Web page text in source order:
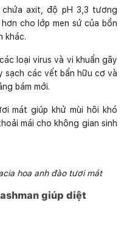
axit, độ pH 3,3 tương
cho lớp men sứ của bồn
khác.
loại virus và vi khuẩn gây
sạch các vết bẩn hữu cơ và
bám mới.
mát giúp khử mùi hôi khó
mái cho không gian sinh
hoa anh đào tươi mát
giúp diệt